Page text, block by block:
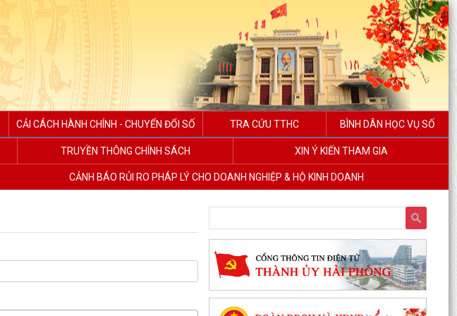
CẢI CÁCH HÀNH CHÍNH - CHUYỂN ĐỔI SỐ TRA CỨU TTHC BÌNH DÂN HỌC VỤ SỐ
TRUYỀN THÔNG CHÍNH SÁCH XIN Ý KIẾN THAM GIA
CẢNH BÁO RỦI RO PHÁP LÝ CHO DOANH NGHIỆP & HỘ KINH DOANH